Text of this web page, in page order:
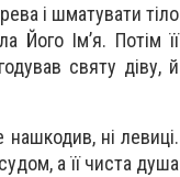
і шматувати тіло
Його Ім’я. Потім її
святу діву, й
нашкодив, ні левиці.
а її чиста душа